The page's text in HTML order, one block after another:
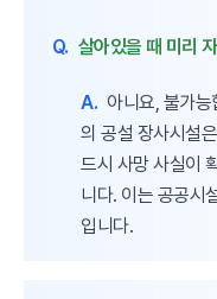
Q. 살아있을 때 미리
A. 아니요, 불가
의 공설 장사시설
드시 사망 사실이
니다. 이는 공공시
입니다.